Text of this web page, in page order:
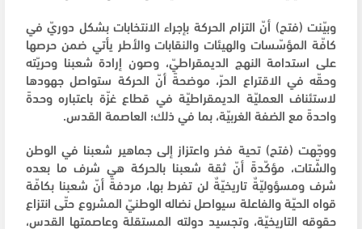
وبيّنت (فتح) أنّ التزام الحركة بإجراء الانتخابات بشكل دوريّ في
كافّة المؤسّسات والهيئات والنقابات والأطر يأتي ضمن حرصها
على استدامة النهج الديمقراطيّ، وصون إرادة شعبنا وحريّته
وحقّه في الاقتراع الحرّ، موضحةً أنّ الحركة ستواصل جهودها
لاستئناف العمليّة الديمقراطيّة في قطاع غزّة باعتباره وحدةً
واحدةً مع الضفة الغربيّة، بما في ذلك؛ العاصمة القدس.
ووجّهت (فتح) تحية فخر واعتزاز إلى جماهير شعبنا في الوطن
والشّتات، مؤكّدةً أنّ ثقة شعبنا بالحركة هي شرف ما بعده
شرف ومسؤوليّةٌ تاريخيّةٌ لن تفرط بها، مردفةً أنّ شعبنا بكافّة
قواه الحيّة والفاعلة سيواصل نضاله الوطنيّ المشروع حتّى انتزاع
حقوقه التاريخيّة، وتجسيد دولته المستقلة وعاصمتها القدس،